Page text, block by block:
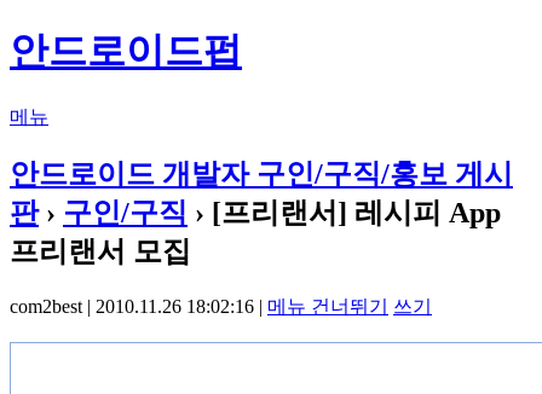
안드로이드펍
메뉴
안드로이드 개발자 구인/구직/홍보 게시
판› 구인/구직 › [프리랜서] 레시피 App
프리랜서 모집
com2best | 2010.11.26 18:02:16 | 메뉴 건너뛰기 쓰기